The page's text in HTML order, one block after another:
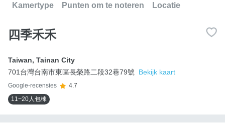
Kamertype Punten om te noteren Locatie
四季禾禾
Taiwan, Tainan City
701台灣台南市東區長榮路二段32巷79號
Bekijk kaart
Google-recensies
4.7
11~20人包棟